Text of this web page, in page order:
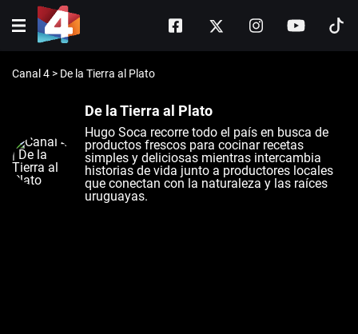
Canal 4 > De la Tierra al Plato
De la Tierra al Plato
Hugo Soca recorre todo el país en busca de
productos frescos para cocinar recetas
simples y deliciosas mientras intercambia
historias de vida junto a productores locales
que conectan con la naturaleza y las raíces
uruguayas.